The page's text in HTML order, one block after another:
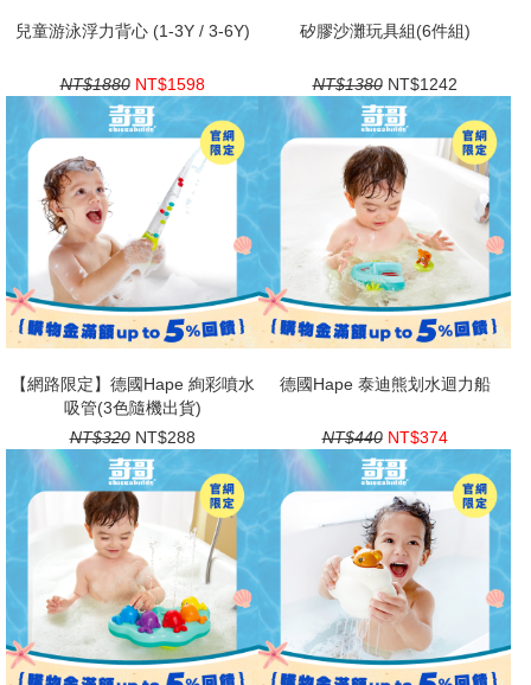
兒童游泳浮力背心 (1-3Y / 3-6Y)
NT$1880 NT$1598
矽膠沙灘玩具組(6件組)
NT$1380 NT$1242
【網路限定】德國Hape 絢彩噴水
吸管(3色隨機出貨)
NT$320 NT$288
德國Hape 泰迪熊划水迴力船
NT$440 NT$374